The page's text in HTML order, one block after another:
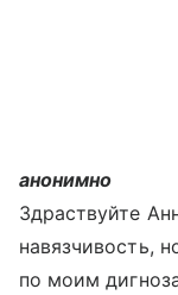
анонимно
Здраствуйте
навязчивость,
по моим